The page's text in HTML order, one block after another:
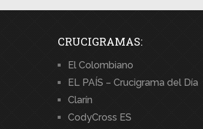
CRUCIGRAMAS:
El Colombiano
EL PAÍS – Crucigrama del Día
Clarín
CodyCross ES